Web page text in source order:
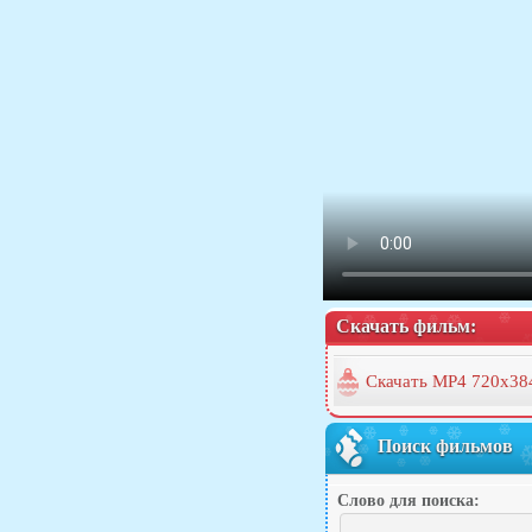
Скачать фильм:
Скачать MP4
Поиск фильмов
Слово для поиска: